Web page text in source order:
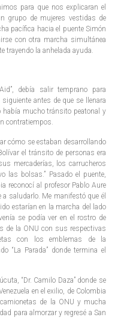
para que nos explicaran el
grupo de mujeres vestidas de
pacífica hacia el puente Simón
con otra marcha simultánea
trayendo la anhelada ayuda.
debía salir temprano para
antes de que se llenara
había mucho tránsito peatonal y
contratiempos.
cómo se estaban desarrollando
el tránsito de personas era
mercaderías, los carrucheros
las bolsas.” Pasado el puente,
reconocí al profesor Pablo Aure
a saludarlo. Me manifestó que él
estarían en la marcha del lado
se podía ver en el rostro de
la ONU con sus respectivas
con los emblemas de la
“La Parada” donde termina el
“Dr. Camilo Daza” donde se
en el exilio, de Colombia
de la ONU y mucha
para almorzar y regresé a San